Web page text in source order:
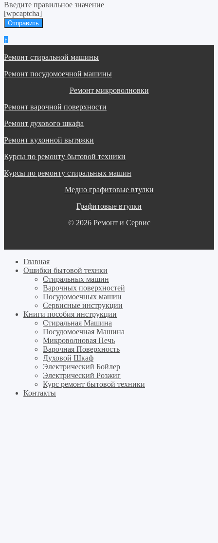
Введите правильное значение
[wpcaptcha]
↑
Ремонт стиральной машины
Ремонт посудомоечной машины
Ремонт микроволновки
Ремонт варочной поверхности
Ремонт духового шкафа
Ремонт кухонной вытяжки
Курсы по ремонту бытовой техники
Курсы по ремонту стиральных машин
Медно графитовые втулки
Графитовые втулки
© 2026 Ремонт и Сервис
Главная
Ошибки бытовой технки
Cтиральных машин
Варочных поверхностей
Посудомоечных машин
Cервисные инструкции
Книги пособия инструкции
Стиральная Машина
Посудомоечная Машина
Микроволновая Печь
Варочная Поверхность
Духовой Шкаф
Электрический Бойлер
Электрический Розжиг
Курс ремонт бытовой техники
Контакты